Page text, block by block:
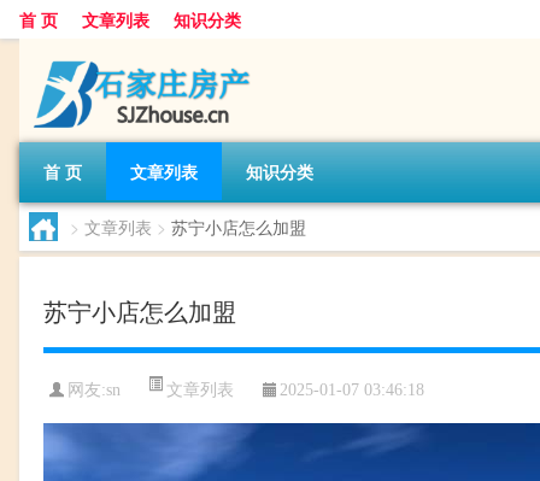
首 页 文章列表 知识分类
首 页 文章列表 知识分类
> 文章列表 > 苏宁小店怎么加盟
苏宁小店怎么加盟
网友:sn 文章列表 2025-01-07 03:46:18